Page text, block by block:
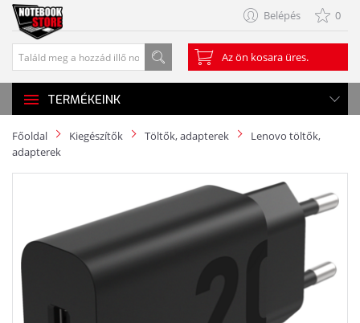
Belépés 0
Az ön kosara üres.
TERMÉKEINK
Főoldal Kiegészítők Töltők, adapterek
Lenovo töltők,
adapterek